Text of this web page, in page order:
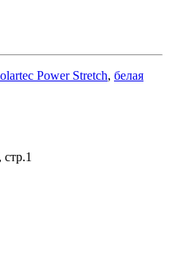
Power Stretch, белая